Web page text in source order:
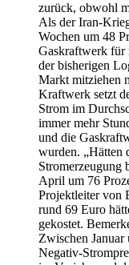
zurück, obwohl
Als der Iran-
Wochen um 48
Gaskraftwerk für
der bisherigen
Markt mitziehen
Kraftwerk setzt
Strom im
immer mehr
und die
wurden. „Hätten
Stromerzeugung
April um 76
Projektleiter von
rund 69 Euro
gekostet.
Zwischen Januar
Negativ-